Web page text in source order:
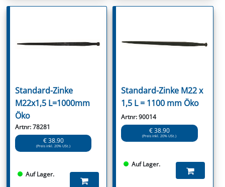
Standard-Zinke
M22x1,5 L=1000mm
Öko
Artnr: 78281
€ 38.90
(Preis inkl. 20% USt.)
Auf Lager.
Standard-Zinke M22 x
1,5 L = 1100 mm Öko
Artnr: 90014
€ 38.90
(Preis inkl. 20% USt.)
Auf Lager.